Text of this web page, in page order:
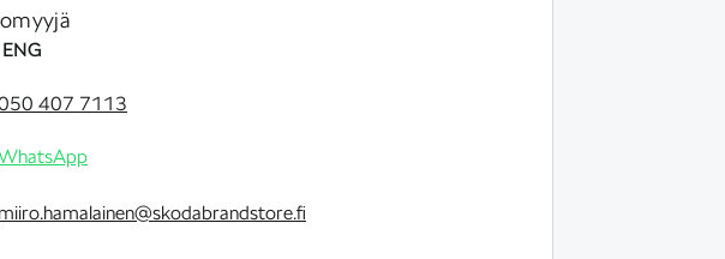
407 7113
miiro.hamalainen@skodabrandstore.fi